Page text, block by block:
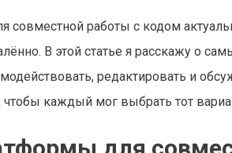
работы с кодом
В этой статье я расскажу о
редактировать и
каждый мог выбрать тот